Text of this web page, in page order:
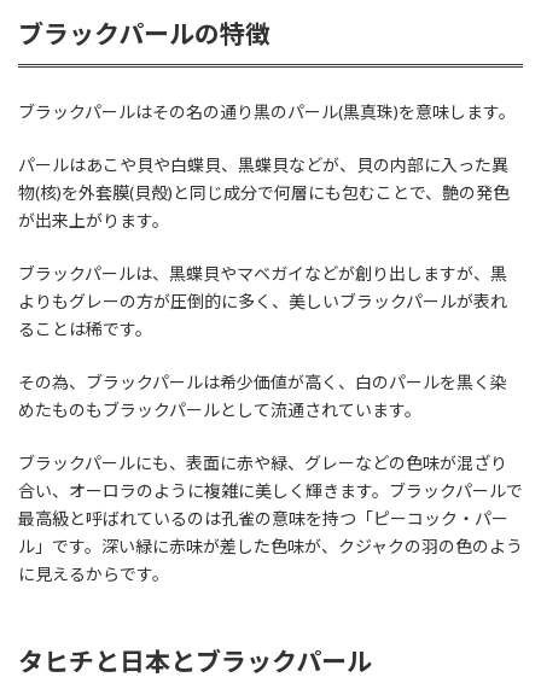
ブラックパールの特徴
ブラックパールはその名の通り黒のパール(黒真珠)を意味します。
パールはあこや貝や白蝶貝、黒蝶貝などが、貝の内部に入った異
物(核)を外套膜(貝殻)と同じ成分で何層にも包むことで、艶の発色
が出来上がります。
ブラックパールは、黒蝶貝やマベガイなどが創り出しますが、黒
よりもグレーの方が圧倒的に多く、美しいブラックパールが表れ
ることは稀です。
その為、ブラックパールは希少価値が高く、白のパールを黒く染
めたものもブラックパールとして流通されています。
ブラックパールにも、表面に赤や緑、グレーなどの色味が混ざり
合い、オーロラのように複雑に美しく輝きます。ブラックパールで
最高級と呼ばれているのは孔雀の意味を持つ「ピーコック・パー
ル」です。深い緑に赤味が差した色味が、クジャクの羽の色のよう
に見えるからです。
タヒチと日本とブラックパール